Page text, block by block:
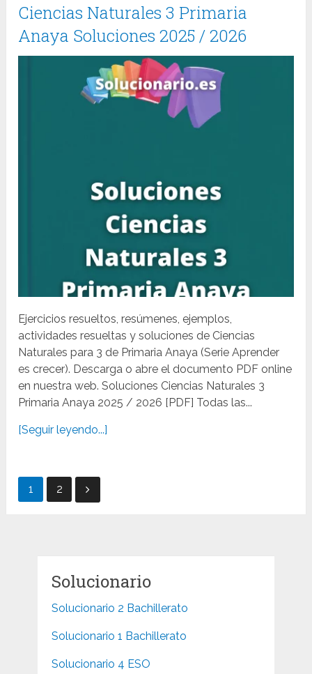
Ciencias Naturales 3 Primaria
Anaya Soluciones 2025 / 2026
Ejercicios resueltos, resúmenes, ejemplos,
actividades resueltas y soluciones de Ciencias
Naturales para 3 de Primaria Anaya (Serie Aprender
es crecer). Descarga o abre el documento PDF online
en nuestra web. Soluciones Ciencias Naturales 3
Primaria Anaya 2025 / 2026 [PDF] Todas las...
[Seguir leyendo...]
Paginación
1 2
Solucionario
Solucionario 2 Bachillerato
Solucionario 1 Bachillerato
Solucionario 4 ESO